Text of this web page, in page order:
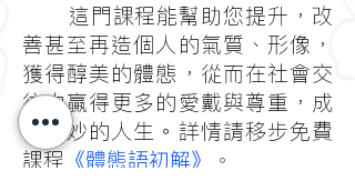
這門課程能幫助您提升，改
善甚至再造個人的氣質、形像，
獲得醇美的體態，從而在社會交
往中贏得更多的愛戴與尊重，成
就美妙的人生。詳情請移步免費
課程 《體態語初解》
。